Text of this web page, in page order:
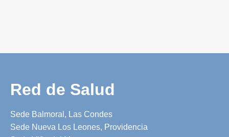
Red de Salud
Sede Balmoral, Las Condes
Sede Nueva Los Leones, Providencia